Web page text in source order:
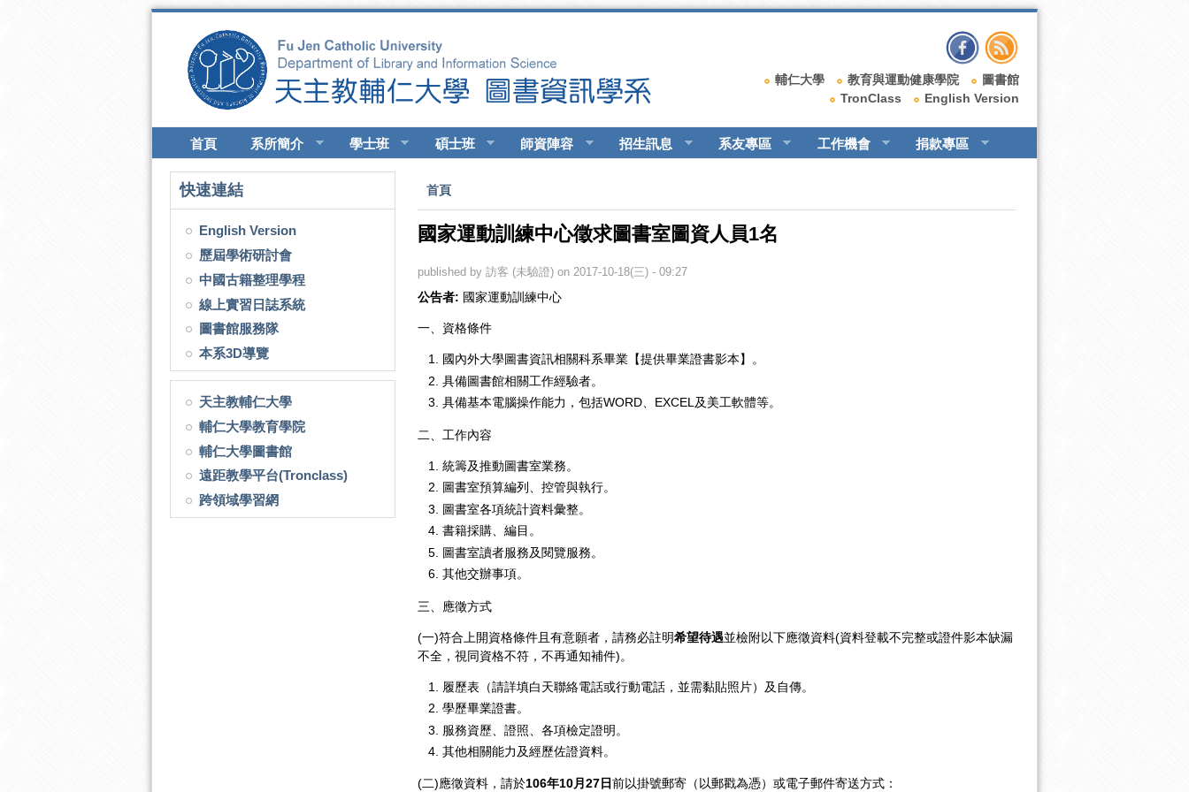
輔仁大學 教育與運動健康學院
圖書館
TronClass
English Version
首頁 系所簡介 學士班 碩士班 師資陣容 招生訊息 系友專區 工作機會 捐款專區
快速連結
English Version
歷屆學術研討會
中國古籍整理學程
線上實習日誌系統
圖書館服務隊
本系3D導覽
天主教輔仁大學
輔仁大學教育學院
輔仁大學圖書館
遠距教學平台(Tronclass)
跨領域學習網
您在這裡
首頁
國家運動訓練中心徵求圖書室圖資人員1名
published by 訪客 (未驗證)on 2017-10-18(三) - 09:27
公告者: 國家運動訓練中心
一、資格條件
國內外大學圖書資訊相關科系畢業【提供畢業證書影本】。
具備圖書館相關工作經驗者。
具備基本電腦操作能力，包括WORD、EXCEL及美工軟體等。
二、工作內容
統籌及推動圖書室業務。
圖書室預算編列、控管與執行。
圖書室各項統計資料彙整。
書籍採購、編目。
圖書室讀者服務及閱覽服務。
其他交辦事項。
三、應徵方式
(一)符合上開資格條件且有意願者，請務必註明希望待遇並檢附以下應徵資料(資料登載不完整或證件影本缺漏
不全，視同資格不符，不再通知補件)。
履歷表（請詳填白天聯絡電話或行動電話，並需黏貼照片）及自傳。
學歷畢業證書。
服務資歷、證照、各項檢定證明。
其他相關能力及經歷佐證資料。
(二)應徵資料，請於106年10月27日前以掛號郵寄（以郵戳為憑）或電子郵件寄送方式：